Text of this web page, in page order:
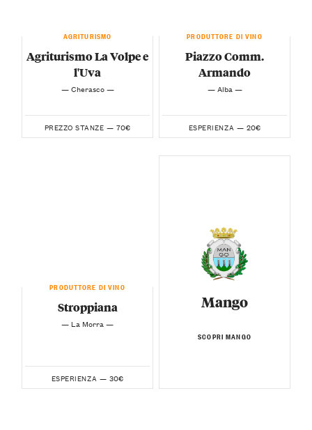
AGRITURISMO
Agriturismo La Volpe e
l'Uva
— Cherasco —
PREZZO STANZE — 70€
PRODUTTORE DI VINO
Piazzo Comm.
Armando
— Alba —
ESPERIENZA — 20€
PRODUTTORE DI VINO
Stroppiana
— La Morra —
ESPERIENZA — 30€
Mango
SCOPRI MANGO